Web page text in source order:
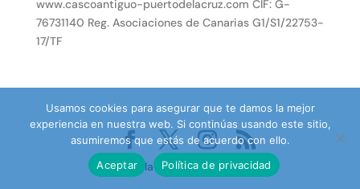
www.cascoantiguo-puertodelacruz.com CIF: G-
76731140 Reg. Asociaciones de Canarias G1/S1/22753-
17/TF
Desarrollado por TenePro.com
Usamos cookies para asegurar que te damos la mejor
experiencia en nuestra web. Si continúas usando este sitio,
asumiremos que estás de acuerdo con ello.
Aceptar
Política de privacidad